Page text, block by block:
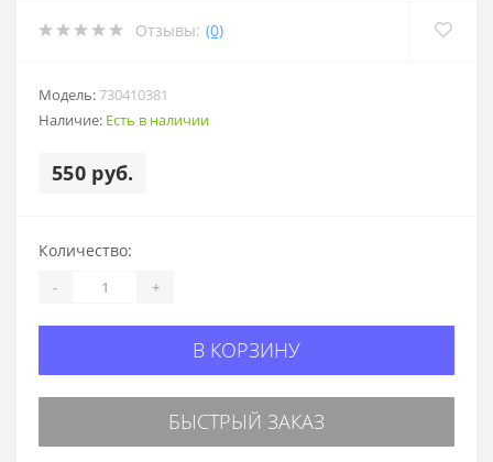
Отзывы: (0)
Модель:730410381
Наличие: Есть в наличии
550 руб.
Количество:
- +
В КОРЗИНУ
БЫСТРЫЙ ЗАКАЗ